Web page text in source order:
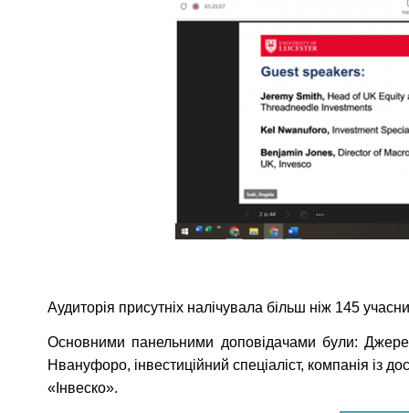
Публічна інформація
Антикорупційна діяльність
Відділ маркетингу
Центр
4.0
Психологічна
Омбудсмен
освітнього
Студентське
Навчально-
Аудиторія присутніх налічувала більш ніж 145
Основними панельними доповідачами були:
Нвануфоро, інвестиційний спеціаліст, компанія із
«Інвеско».